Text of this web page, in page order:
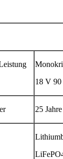
18 V
25 Jahre